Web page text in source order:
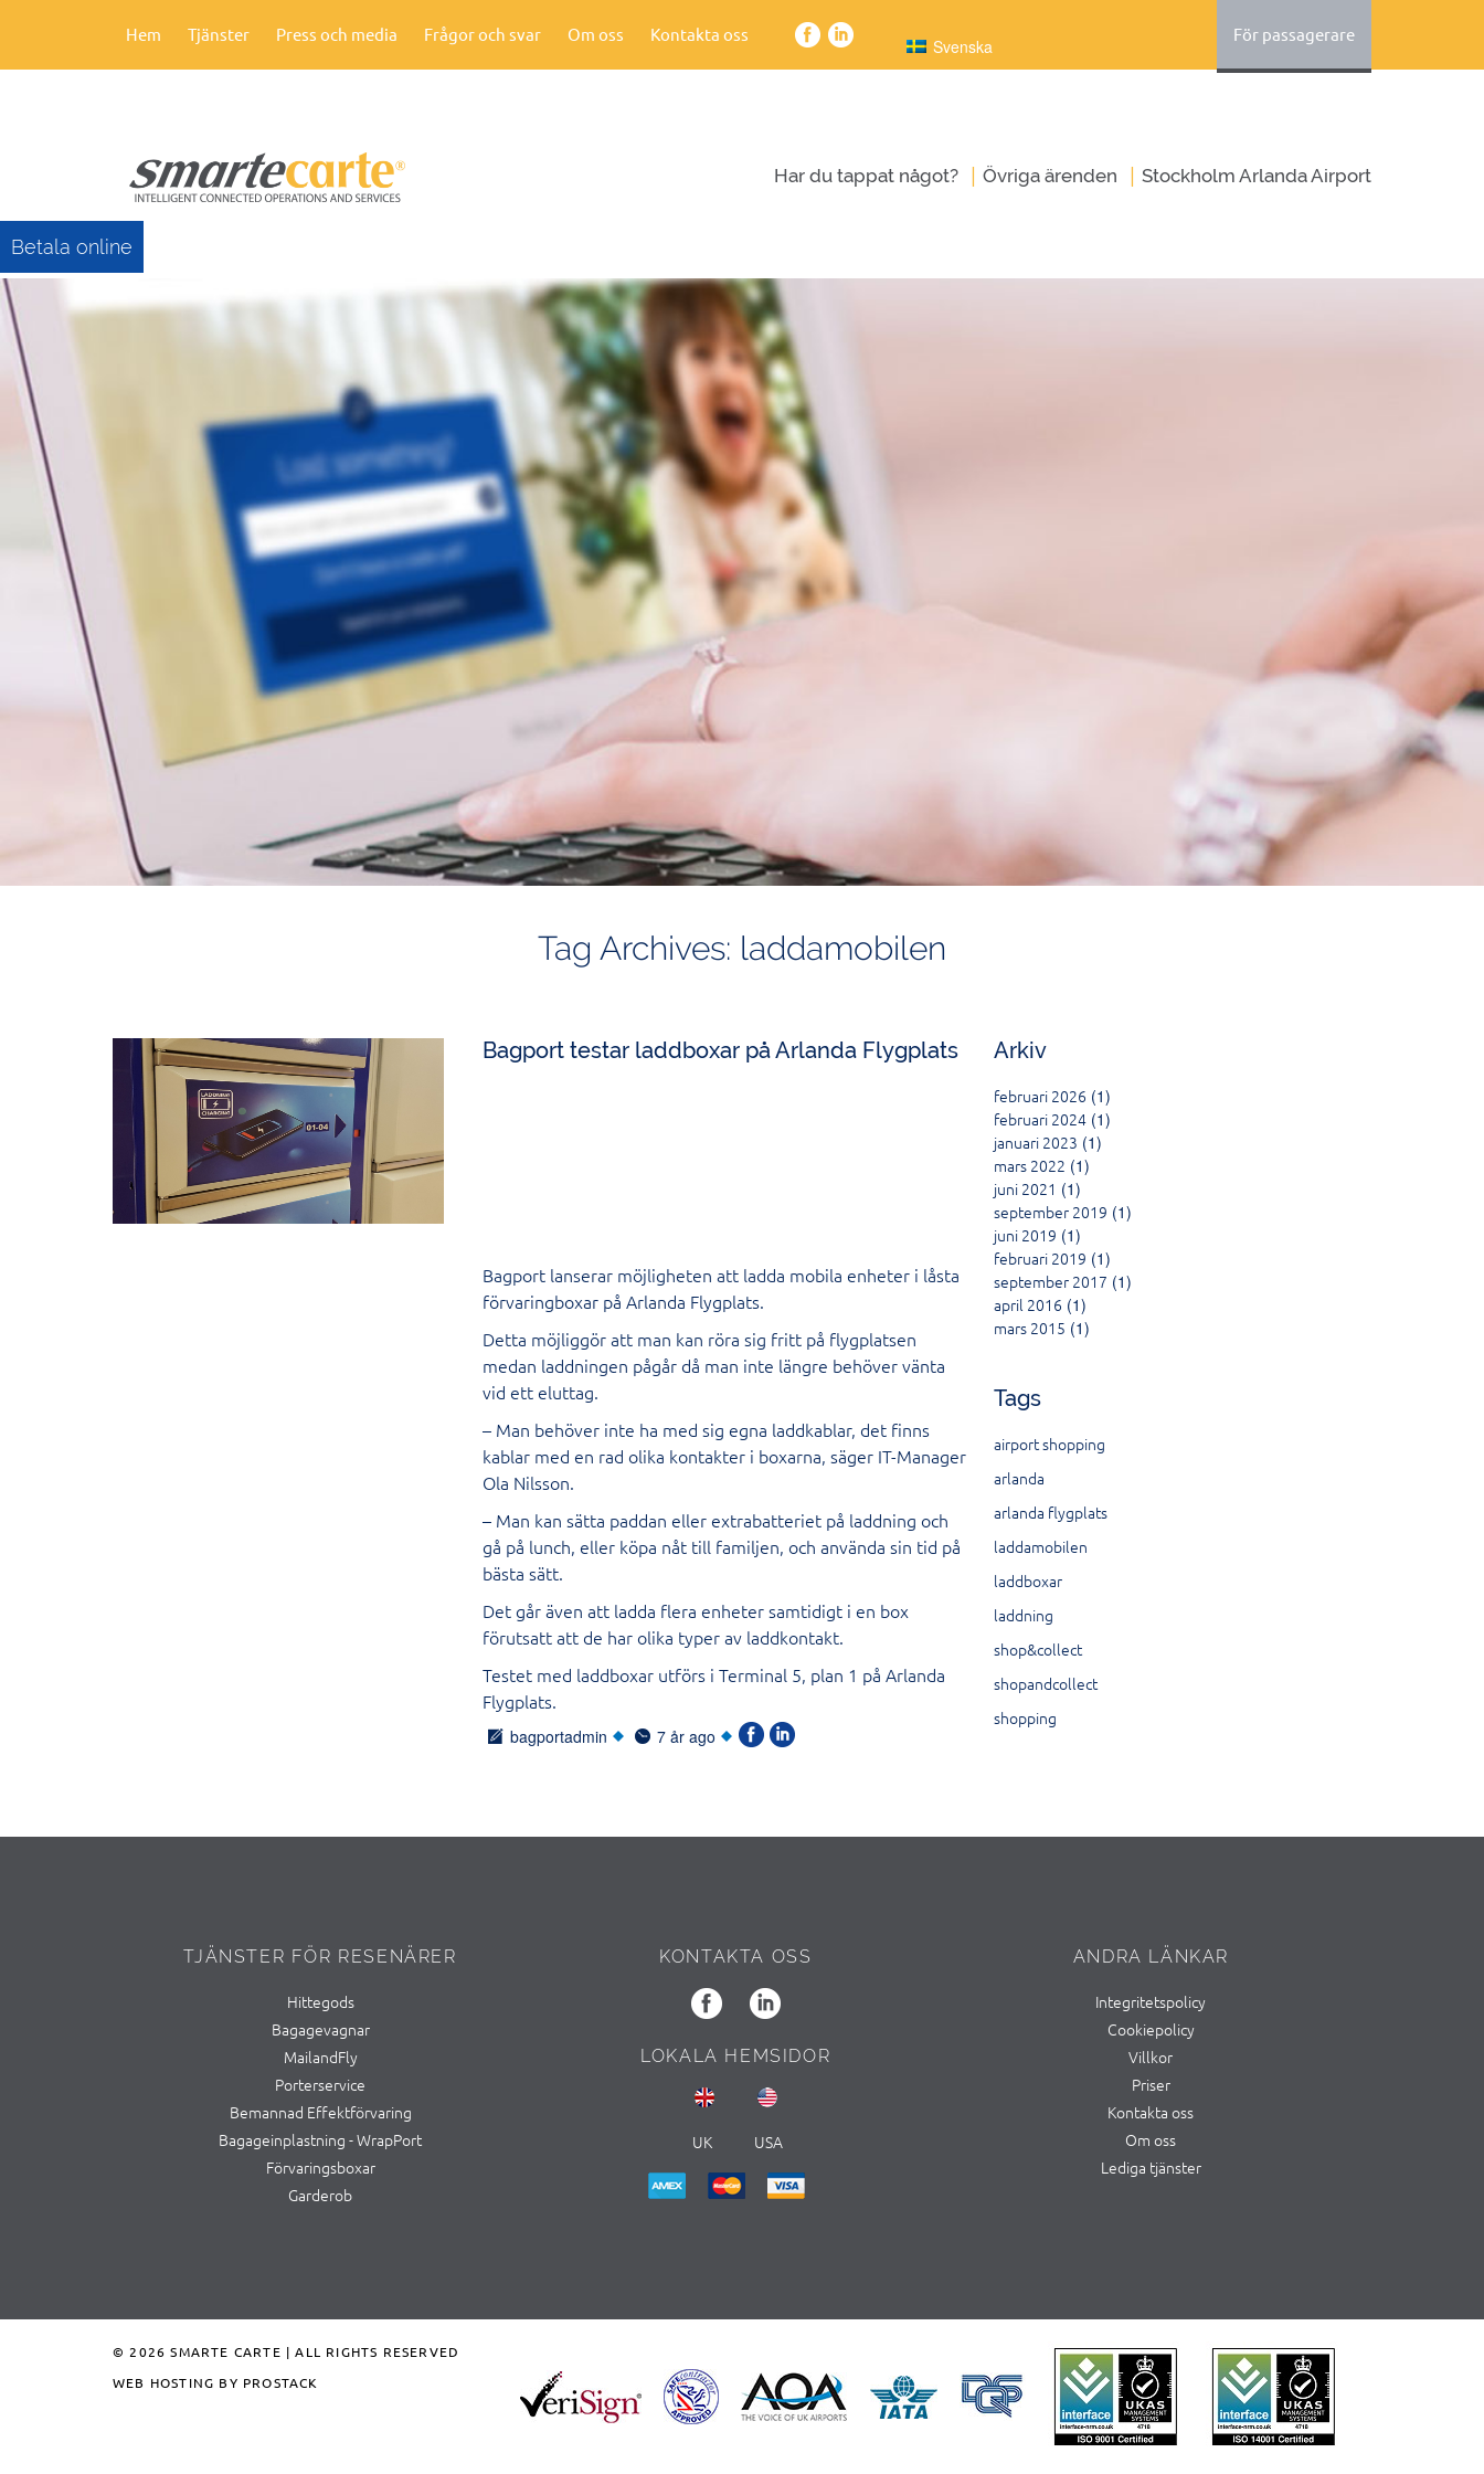
Betala online
Hem Tjänster Press och media Frågor och svar Om oss Kontakta oss
Svenska
För passagerare
Har du tappat något? | Övriga ärenden | Stockholm Arlanda Airport
Tag Archives: laddamobilen
Bagport testar laddboxar på Arlanda Flygplats
Bagport lanserar möjligheten att ladda mobila enheter i låsta
förvaringboxar på Arlanda Flygplats.
Detta möjliggör att man kan röra sig fritt på flygplatsen
medan laddningen pågår då man inte längre behöver vänta
vid ett eluttag.
– Man behöver inte ha med sig egna laddkablar, det finns
kablar med en rad olika kontakter i boxarna, säger IT-Manager
Ola Nilsson.
– Man kan sätta paddan eller extrabatteriet på laddning och
gå på lunch, eller köpa nåt till familjen, och använda sin tid på
bästa sätt.
Det går även att ladda flera enheter samtidigt i en box
förutsatt att de har olika typer av laddkontakt.
Testet med laddboxar utförs i Terminal 5, plan 1 på Arlanda
Flygplats.
bagportadmin 7 år ago
Arkiv
februari 2026 (1)
februari 2024 (1)
januari 2023 (1)
mars 2022 (1)
juni 2021 (1)
september 2019 (1)
juni 2019 (1)
februari 2019 (1)
september 2017 (1)
april 2016 (1)
mars 2015 (1)
Tags
airport shopping
arlanda
arlanda flygplats
laddamobilen
laddboxar
laddning
shop&collect
shopandcollect
shopping
TJÄNSTER FÖR RESENÄRER
Hittegods
Bagagevagnar
MailandFly
Porterservice
Bemannad Effektförvaring
Bagageinplastning - WrapPort
Förvaringsboxar
Garderob
KONTAKTA OSS
LOKALA HEMSIDOR
UK USA
ANDRA LÄNKAR
Integritetspolicy
Cookiepolicy
Villkor
Priser
Kontakta oss
Om oss
Lediga tjänster
© 2026 SMARTE CARTE | ALL RIGHTS RESERVED
WEB HOSTING BY PROSTACK